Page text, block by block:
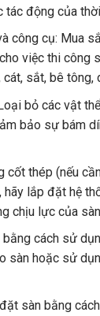
động của
công cụ: Mua
việc thi công
cát, sắt, bê
bỏ các vật
bảo sự bám
cốt thép (nếu
hãy lắp đặt hệ
chịu lực của
bằng cách sử
sàn hoặc sử
sàn bằng